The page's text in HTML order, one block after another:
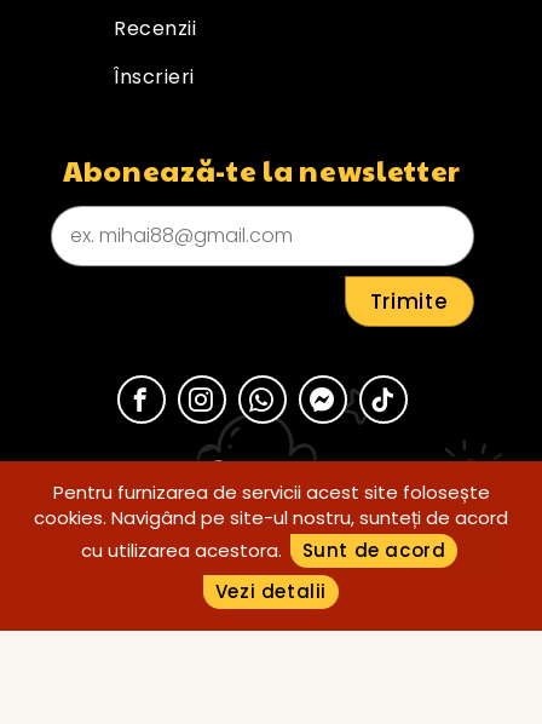
Recenzii
Înscrieri
Abonează-te la newsletter
Ai o întrebare?
Scrie-ne pe WhatsApp
Pentru furnizarea de servicii acest site folosește
cookies. Navigând pe site-ul nostru, sunteți de acord
cu utilizarea acestora.
Sunt de acord
Vezi detalii